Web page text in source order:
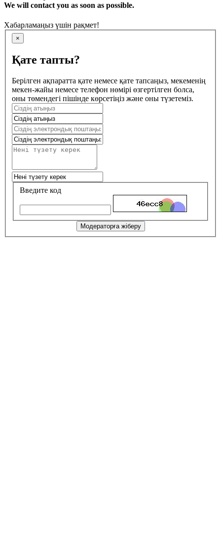
We will contact you as soon as possible.
Хабарламаңыз үшін рақмет!
×
Қате тапты?
Берілген ақпаратта қате немесе қате тапсаңыз, мекеменің
мекен-жайы немесе телефон нөмірі өзгертілген болса,
оны төмендегі пішінде көрсетіңіз және оны түзетеміз.
Введите код
Модераторға жіберу